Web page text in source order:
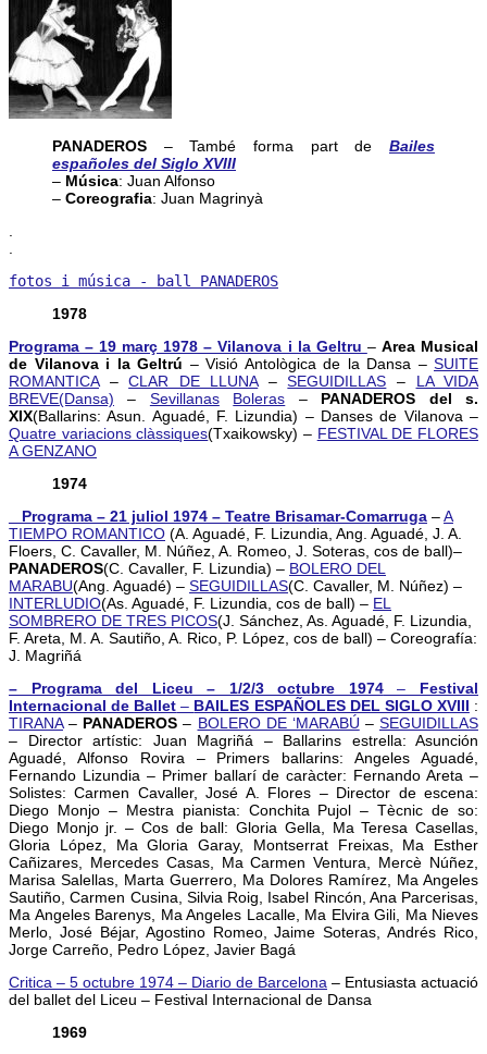
PANADEROS – També forma part de Bailes
españoles del Siglo XVIII
– Música: Juan Alfonso
– Coreografia: Juan Magrinyà
fotos i música - ball PANADEROS
1978
Programa – 19 març 1978 – Vilanova i la Geltru – Area Musical
de Vilanova i la Geltrú – Visió Antològica de la Dansa – SUITE
ROMANTICA–CLAR DE LLUNA–SEGUIDILLAS – LA VIDA
BREVE(Dansa) – Sevillanas Boleras – PANADEROS del s.
XIX(Ballarins: Asun. Aguadé, F. Lizundia) – Danses de Vilanova –
Quatre variacions clàssiques(Txaikowsky) – FESTIVAL DE FLORES
A GENZANO
1974
_ Programa – 21 juliol 1974 – Teatre Brisamar-Comarruga –A
TIEMPO ROMANTICO (A. Aguadé, F. Lizundia, Ang. Aguadé, J. A.
Floers, C. Cavaller, M. Núñez, A. Romeo, J. Soteras, cos de ball)–
PANADEROS(C. Cavaller, F. Lizundia) – BOLERO DEL
MARABU(Ang. Aguadé) – SEGUIDILLAS(C. Cavaller, M. Núñez) –
INTERLUDIO(As. Aguadé, F. Lizundia, cos de ball) – EL
SOMBRERO DE TRES PICOS(J. Sánchez, As. Aguadé, F. Lizundia,
F. Areta, M. A. Sautiño, A. Rico, P. López, cos de ball) – Coreografía:
J. Magriñá
– Programa del Liceu – 1/2/3 octubre 1974– Festival
Internacional de Ballet – BAILES ESPAÑOLES DEL SIGLO XVIII :
TIRANA– PANADEROS – BOLERO DE ‘MARABÚ – SEGUIDILLAS
– Director artístic: Juan Magriñá – Ballarins estrella: Asunción
Aguadé, Alfonso Rovira – Primers ballarins: Angeles Aguadé,
Fernando Lizundia – Primer ballarí de caràcter: Fernando Areta –
Solistes: Carmen Cavaller, José A. Flores – Director de escena:
Diego Monjo – Mestra pianista: Conchita Pujol – Tècnic de so:
Diego Monjo jr. – Cos de ball: Gloria Gella, Ma Teresa Casellas,
Gloria López, Ma Gloria Garay, Montserrat Freixas, Ma Esther
Cañizares, Mercedes Casas, Ma Carmen Ventura, Mercè Núñez,
Marisa Salellas, Marta Guerrero, Ma Dolores Ramírez, Ma Angeles
Sautiño, Carmen Cusina, Silvia Roig, Isabel Rincón, Ana Parcerisas,
Ma Angeles Barenys, Ma Angeles Lacalle, Ma Elvira Gili, Ma Nieves
Merlo, José Béjar, Agostino Romeo, Jaime Soteras, Andrés Rico,
Jorge Carreño, Pedro López, Javier Bagá
Critica – 5 octubre 1974 – Diario de Barcelona – Entusiasta actuació
del ballet del Liceu – Festival Internacional de Dansa
1969